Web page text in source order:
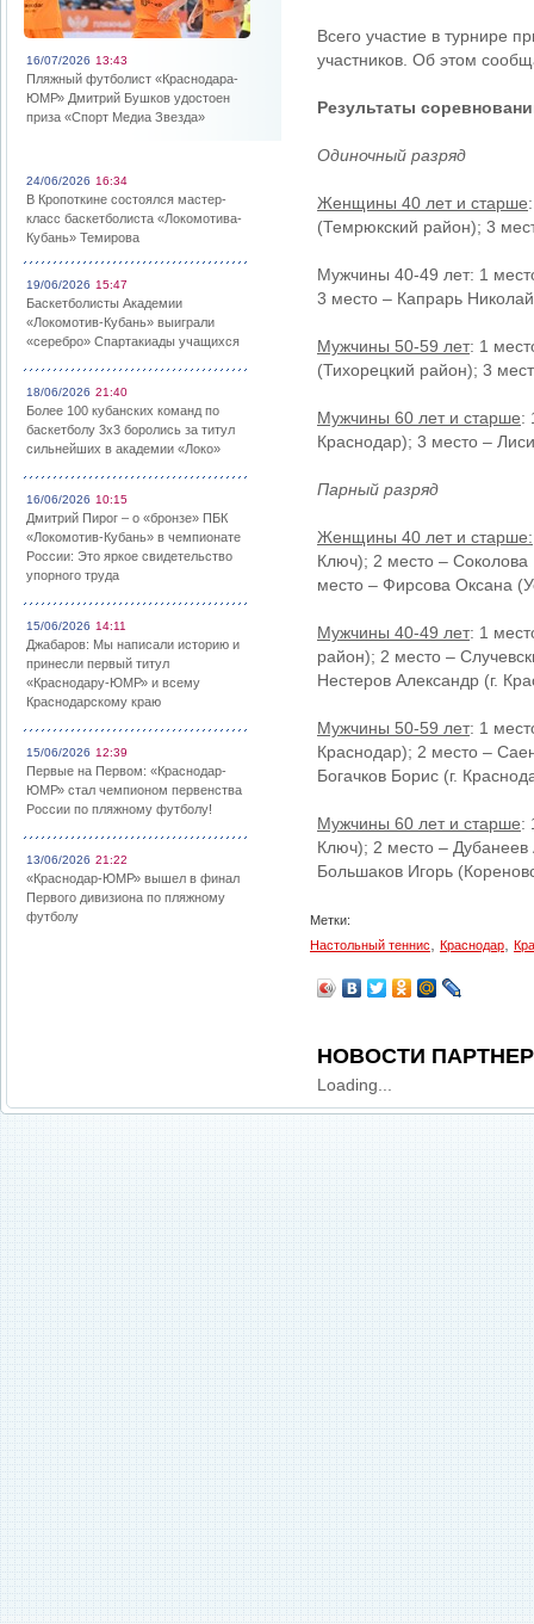
16/07/2026 13:43
Пляжный футболист «Краснодара-
ЮМР» Дмитрий Бушков удостоен
приза «Спорт Медиа Звезда»
24/06/2026 16:34
В Кропоткине состоялся мастер-
класс баскетболиста «Локомотива-
Кубань» Темирова
19/06/2026 15:47
Баскетболисты Академии
«Локомотив-Кубань» выиграли
«серебро» Спартакиады учащихся
18/06/2026 21:40
Более 100 кубанских команд по
баскетболу 3х3 боролись за титул
сильнейших в академии «Локо»
16/06/2026 10:15
Дмитрий Пирог – о «бронзе» ПБК
«Локомотив-Кубань» в чемпионате
России: Это яркое свидетельство
упорного труда
15/06/2026 14:11
Джабаров: Мы написали историю и
принесли первый титул
«Краснодару-ЮМР» и всему
Краснодарскому краю
15/06/2026 12:39
Первые на Первом: «Краснодар-
ЮМР» стал чемпионом первенства
России по пляжному футболу!
13/06/2026 21:22
«Краснодар-ЮМР» вышел в финал
Первого дивизиона по пляжному
футболу
Всего участие в турнире
участников. Об этом
Результаты
Одиночный разряд
Женщины 40 лет и старше
(Темрюкский район); 3
Мужчины 40-49 лет: 1
3 место – Капрарь
Мужчины 50-59 лет: 1
(Тихорецкий район); 3
Мужчины 60 лет и старше:
Краснодар); 3 место –
Парный разряд
Женщины 40 лет и старше:
Ключ); 2 место –
место – Фирсова Оксана
Мужчины 40-49 лет: 1
район); 2 место –
Нестеров Александр (г.
Мужчины 50-59 лет: 1
Краснодар); 2 место –
Богачков Борис (г.
Мужчины 60 лет и старше:
Ключ); 2 место – Дубанеев
Большаков Игорь
Метки:
Настольный теннис
Краснодар
НОВОСТИ
Loading...